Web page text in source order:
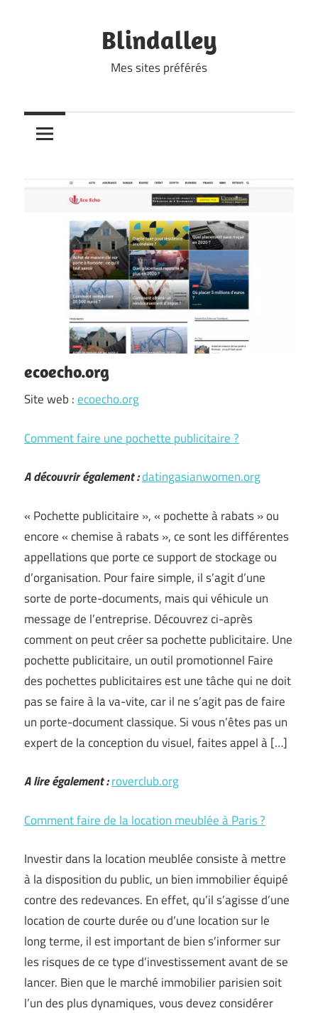
Blindalley
Mes sites préférés
ecoecho.org
Site web :ecoecho.org
Comment faire une pochette publicitaire ?
A découvrir également :datingasianwomen.org
« Pochette publicitaire », « pochette à rabats » ou
encore « chemise à rabats », ce sont les différentes
appellations que porte ce support de stockage ou
d’organisation. Pour faire simple, il s’agit d’une
sorte de porte-documents, mais qui véhicule un
message de l’entreprise. Découvrez ci-après
comment on peut créer sa pochette publicitaire. Une
pochette publicitaire, un outil promotionnel Faire
des pochettes publicitaires est une tâche qui ne doit
pas se faire à la va-vite, car il ne s’agit pas de faire
un porte-document classique. Si vous n’êtes pas un
expert de la conception du visuel, faites appel à […]
A lire également :roverclub.org
Comment faire de la location meublée à Paris ?
Investir dans la location meublée consiste à mettre
à la disposition du public, un bien immobilier équipé
contre des redevances. En effet, qu’il s’agisse d’une
location de courte durée ou d’une location sur le
long terme, il est important de bien s’informer sur
les risques de ce type d’investissement avant de se
lancer. Bien que le marché immobilier parisien soit
l’un des plus dynamiques, vous devez considérer